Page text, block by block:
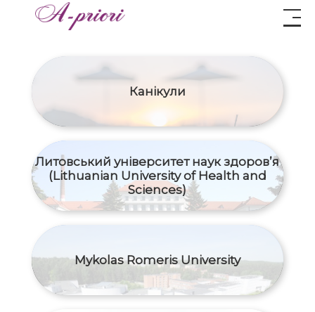
Канікули
Литовський університет наук здоров’я
(Lithuanian University of Health and
Sciences)
Mykolas Romeris University